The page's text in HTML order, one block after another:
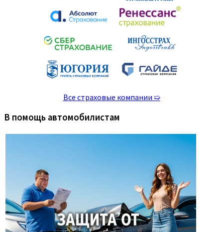
Все страховые компании ➯
В помощь автомобилистам